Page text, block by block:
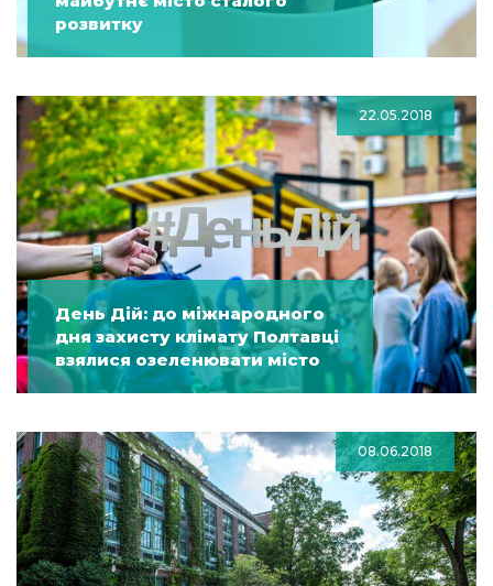
розвитку
22.05.2018
День Дій: до міжнародного
дня захисту клімату Полтавці
взялися озеленювати місто
08.06.2018